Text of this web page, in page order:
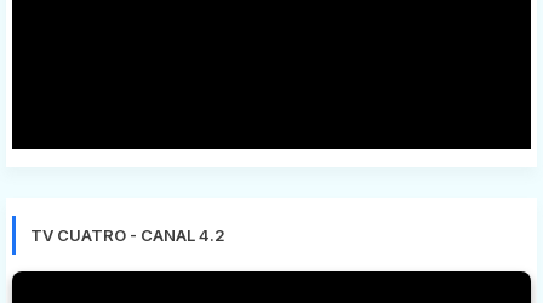
TV CUATRO - CANAL 4.2